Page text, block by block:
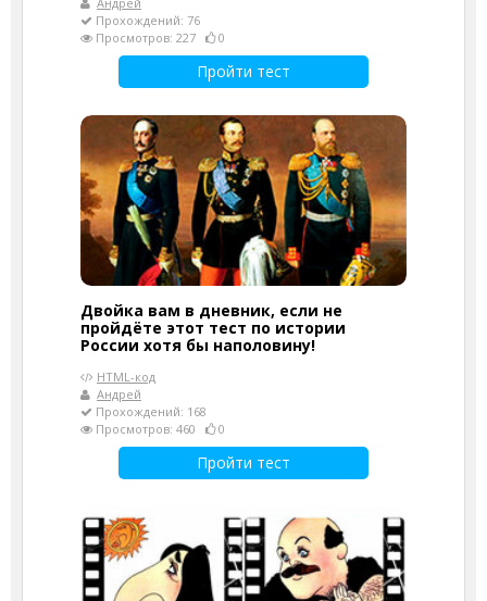
Прохождений: 76
Просмотров: 227
0
Пройти тест
Двойка вам в дневник, если не
пройдёте этот тест по истории
России хотя бы наполовину!
HTML-код
Андрей
Прохождений: 168
Просмотров: 460
0
Пройти тест